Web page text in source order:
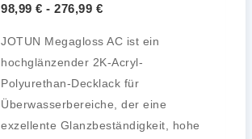
98,99 € - 276,99 €
JOTUN Megagloss AC ist ein
hochglänzender 2K-Acryl-
Polyurethan-Decklack für
Überwasserbereiche, der eine
exzellente Glanzbeständigkeit, hohe